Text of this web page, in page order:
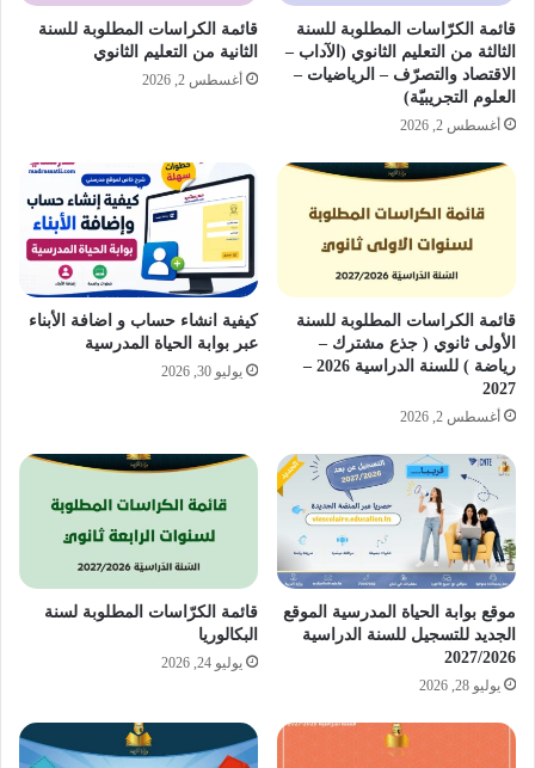
قائمة الكرّاسات المطلوبة للسنة
الثالثة من التعليم الثانوي (الآداب –
الاقتصاد والتصرّف – الرياضيات –
العلوم التجريبيّة)
أغسطس 2, 2026
قائمة الكراسات المطلوبة للسنة
الثانية من التعليم الثانوي
أغسطس 2, 2026
قائمة الكراسات المطلوبة للسنة
الأولى ثانوي ( جذع مشترك –
رياضة ) للسنة الدراسية 2026 –
2027
أغسطس 2, 2026
كيفية انشاء حساب و اضافة الأبناء
عبر بوابة الحياة المدرسية
يوليو 30, 2026
موقع بوابة الحياة المدرسية الموقع
الجديد للتسجيل للسنة الدراسية
2027/2026
يوليو 28, 2026
قائمة الكرّاسات المطلوبة لسنة
البكالوريا
يوليو 24, 2026